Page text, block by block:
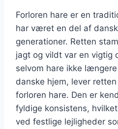
Forloren hare er en
har været en del af
generationer. Retten
jagt og vildt var en vigtig
selvom hare ikke
danske hjem, lever
forloren hare. Den er
fyldige konsistens,
ved festlige lejligheder